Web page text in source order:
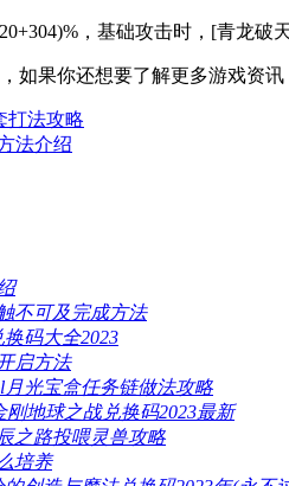
，基础攻击时，[青龙破
如果你还想要了解更多游戏资讯
打法攻略
法介绍
不可及完成方法
码大全2023
启方法
光宝盒任务链做法攻略
地球之战兑换码2023最新
之路投喂灵兽攻略
培养